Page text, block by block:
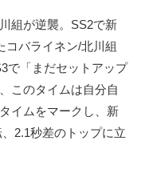
組が逆襲。SS2で新
コバライネン/北川組
で「まだセットアップ
このタイムは自分自
イムをマークし、新
2.1秒差のトップに立